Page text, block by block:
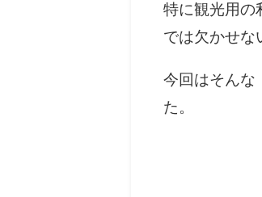
特に観光用の
では欠かせな
今回はそんな
た。